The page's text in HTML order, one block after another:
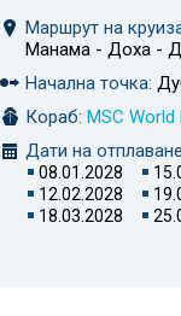
Маршрут на
Манама - Доха -
Начална точка:
Кораб: MSC World
Дати на
08.01.2028
12.02.2028
18.03.2028